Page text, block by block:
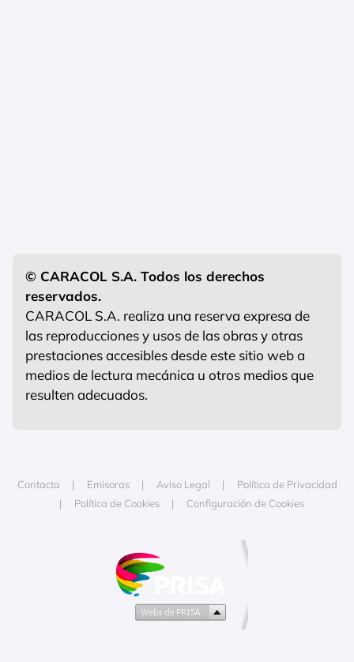
© CARACOL S.A. Todos los derechos
reservados.
CARACOL S.A. realiza una reserva expresa de
las reproducciones y usos de las obras y otras
prestaciones accesibles desde este sitio web a
medios de lectura mecánica u otros medios que
resulten adecuados.
Contacta Emisoras Aviso Legal
Política de Privacidad
Política de Cookies
Configuración de Cookies